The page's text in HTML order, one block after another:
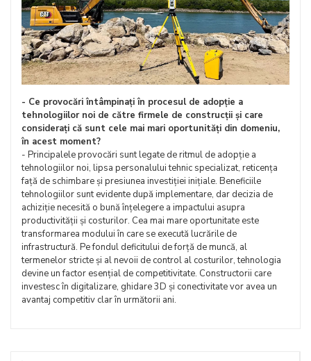
- Ce provocări întâmpinați în procesul de adopție a
tehnologiilor noi de către firmele de construcții și care
considerați că sunt cele mai mari oportunități din domeniu,
în acest moment?
- Principalele provocări sunt legate de ritmul de adopție a
tehnologiilor noi, lipsa personalului tehnic specializat, reticența
față de schimbare și presiunea investiției inițiale. Beneficiile
tehnologiilor sunt evidente după implementare, dar decizia de
achiziție necesită o bună înțelegere a impactului asupra
productivității și costurilor. Cea mai mare oportunitate este
transformarea modului în care se execută lucrările de
infrastructură. Pe fondul deficitului de forță de muncă, al
termenelor stricte și al nevoii de control al costurilor, tehnologia
devine un factor esențial de competitivitate. Constructorii care
investesc în digitalizare, ghidare 3D și conectivitate vor avea un
avantaj competitiv clar în următorii ani.